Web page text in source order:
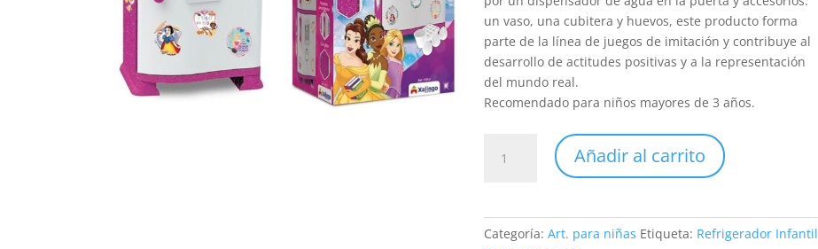
un vaso, una cubitera y huevos, este producto forma
parte de la línea de juegos de imitación y contribuye al
desarrollo de actitudes positivas y a la representación
del mundo real.
Recomendado para niños mayores de 3 años.
Refrigerador
Infantil
Princesas
cantidad
Añadir al carrito
Categoría:Art. para niñas Etiqueta: Refrigerador Infantil